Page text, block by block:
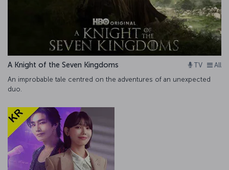
TV All
A Knight of the Seven Kingdoms
An improbable tale centred on the adventures of an unexpected
duo.